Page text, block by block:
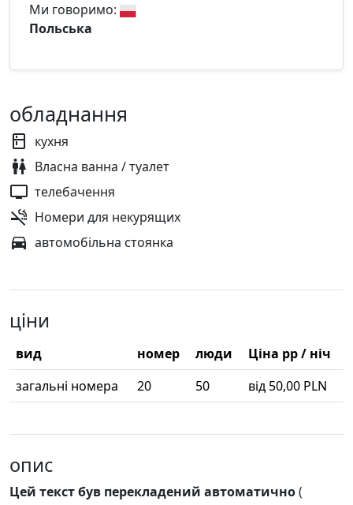
Ми говоримо:
Польська
обладнання
кухня
Власна ванна / туалет
телебачення
Номери для некурящих
автомобільна стоянка
ціни
вид номер люди
Ціна pp / ніч
загальні номера
20 50 від 50,00 PLN
опис
Цей текст був перекладений автоматично(